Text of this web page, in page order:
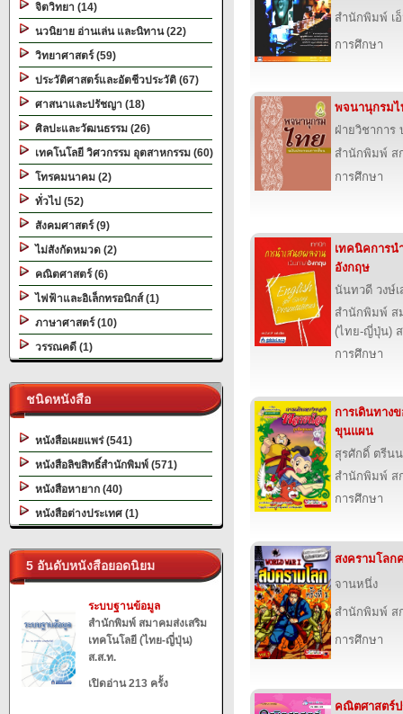
จิตวิทยา (14)
นวนิยาย อ่านเล่น และนิทาน (22)
วิทยาศาสตร์ (59)
ประวัติศาสตร์และอัตชีวประวัติ (67)
ศาสนาและปรัชญา (18)
ศิลปะและวัฒนธรรม (26)
เทคโนโลยี วิศวกรรม อุตสาหกรรม (60)
โทรคมนาคม (2)
ทั่วไป (52)
สังคมศาสตร์ (9)
ไม่สังกัดหมวด (2)
คณิตศาสตร์ (6)
ไฟฟ้าและอิเล็กทรอนิกส์ (1)
ภาษาศาสตร์ (10)
วรรณคดี (1)
ชนิดหนังสือ
หนังสือเผยแพร่ (541)
หนังสือลิขสิทธิ์สำนักพิมพ์ (571)
หนังสือหายาก (40)
หนังสือต่างประเทศ (1)
5 อันดับหนังสือยอดนิยม
ระบบฐานข้อมูล
สำนักพิมพ์ สมาคมส่งเสริม
เทคโนโลยี (ไทย-ญี่ปุ่น)
ส.ส.ท.
เปิดอ่าน 213 ครั้ง
สำนักพิมพ์ เ
การศึกษา
พจนานุกรมไ
ฝ่ายวิชาการ
สำนักพิมพ์ ส
การศึกษา
เทคนิคการน
อังกฤษ
นันทวดี วงษ์เ
สำนักพิมพ์ ส
(ไทย-ญี่ปุ่น)
การศึกษา
การเดินทาง
ขุนแผน
สุรศักดิ์ ตรีน
สำนักพิมพ์ ส
การศึกษา
สงครามโลก
จานหนึ่ง
สำนักพิมพ์ ส
การศึกษา
คณิตศาสตร์ป